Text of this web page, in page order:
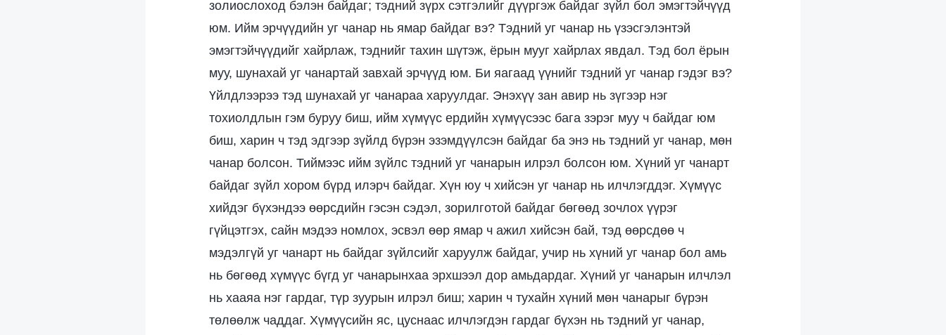
золиослоход бэлэн байдаг; тэдний зүрх сэтгэлийг дүүргэж байдаг зүйл бол эмэгтэйчүүд
юм. Ийм эрчүүдийн уг чанар нь ямар байдаг вэ? Тэдний уг чанар нь үзэсгэлэнтэй
эмэгтэйчүүдийг хайрлаж, тэднийг тахин шүтэж, ёрын мууг хайрлах явдал. Тэд бол ёрын
муу, шунахай уг чанартай завхай эрчүүд юм. Би яагаад үүнийг тэдний уг чанар гэдэг вэ?
Үйлдлээрээ тэд шунахай уг чанараа харуулдаг. Энэхүү зан авир нь зүгээр нэг
тохиолдлын гэм буруу биш, ийм хүмүүс ердийн хүмүүсээс бага зэрэг муу ч байдаг юм
биш, харин ч тэд эдгээр зүйлд бүрэн эзэмдүүлсэн байдаг ба энэ нь тэдний уг чанар, мөн
чанар болсон. Тиймээс ийм зүйлс тэдний уг чанарын илрэл болсон юм. Хүний уг чанарт
байдаг зүйл хором бүрд илэрч байдаг. Хүн юу ч хийсэн уг чанар нь илчлэгддэг. Хүмүүс
хийдэг бүхэндээ өөрсдийн гэсэн сэдэл, зорилготой байдаг бөгөөд зочлох үүрэг
гүйцэтгэх, сайн мэдээ номлох, эсвэл өөр ямар ч ажил хийсэн бай, тэд өөрсдөө ч
мэдэлгүй уг чанарт нь байдаг зүйлсийг харуулж байдаг, учир нь хүний уг чанар бол амь
нь бөгөөд хүмүүс бүгд уг чанарынхаа эрхшээл дор амьдардаг. Хүний уг чанарын илчлэл
нь хааяа нэг гардаг, түр зуурын илрэл биш; харин ч тухайн хүний мөн чанарыг бүрэн
төлөөлж чаддаг. Хүмүүсийн яс, цуснаас илчлэгдэн гардаг бүхэн нь тэдний уг чанар,